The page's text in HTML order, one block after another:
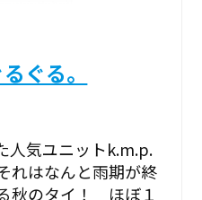
ぐる。
人気ユニットk.m.p.
はなんと雨期が終
秋のタイ！ ほぼ１